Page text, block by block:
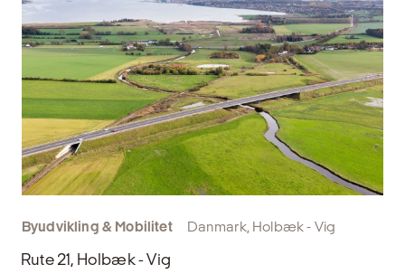
Byudvikling & Mobilitet Danmark, Holbæk - Vig
Rute 21, Holbæk - Vig